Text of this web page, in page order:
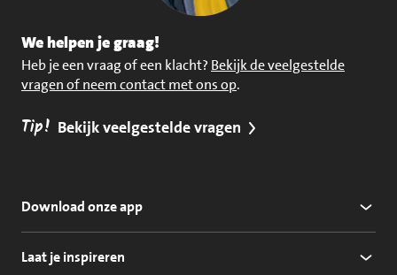
We helpen je graag!
Heb je een vraag of een klacht? Bekijk de veelgestelde
vragen of neem contact met ons op.
Tip! Bekijk veelgestelde vragen
Download onze app
Laat je inspireren